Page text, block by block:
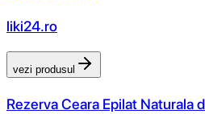
liki24.ro
vezi produsul
Rezerva Ceara Epilat Naturala